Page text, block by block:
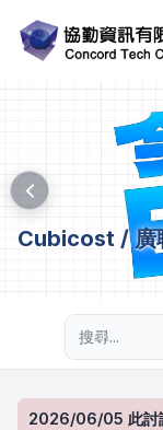
Cubicost / 廣
2026/06/05 此討